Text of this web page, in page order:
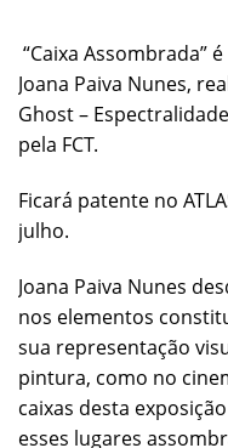
“Caixa Assombrada”
Joana Paiva Nunes,
Ghost –
pela FCT.
Ficará patente no
julho.
Joana Paiva Nunes
nos elementos
sua representação
pintura, como no
caixas desta
esses lugares